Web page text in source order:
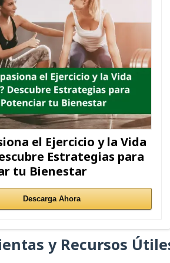
el Ejercicio y la Vida
Estrategias para
tu Bienestar
Descarga Ahora
y Recursos